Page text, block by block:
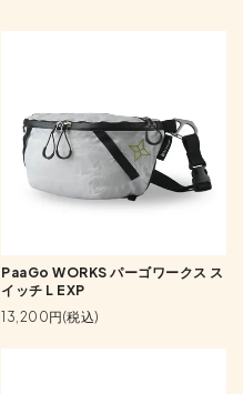
PaaGo WORKS パーゴワークス ス
イッチ L EXP
13,200円(税込)